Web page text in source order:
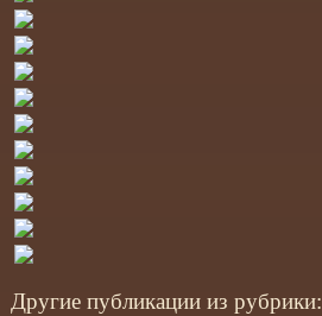
Другие публикации из рубрики: